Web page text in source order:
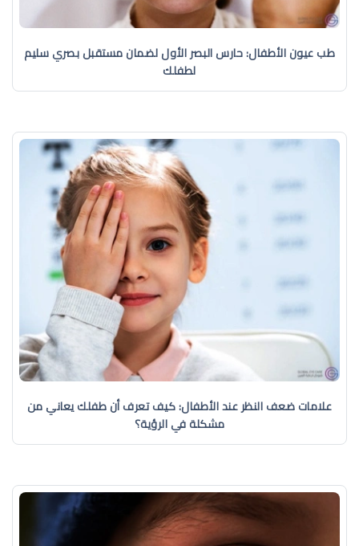
طب عيون الأطفال: حارس البصر الأول لضمان مستقبل بصري سليم
لطفلك
علامات ضعف النظر عند الأطفال: كيف تعرف أن طفلك يعاني من
مشكلة في الرؤية؟